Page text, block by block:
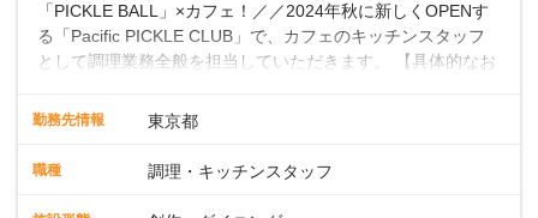
※第二新卒は月給22万円～
「PICKLE BALL」×カフェ！／／2024年秋に新しくOPENす
る「Pacific PICKLE CLUB」で、カフェのキッチンスタッフ
として調理業務全般を担当していただきます。 【具体的なお
清掃などスキルや希望に応じて、新メニューの開発にも積極
新店舗の立ち上げに貢献し、カフェの成功に向けた重要な役
で4880万人がプレイしていると言われ、特にビジネスリーダ
勤務先情報 東京都
職種 調理・キッチンスタッフ